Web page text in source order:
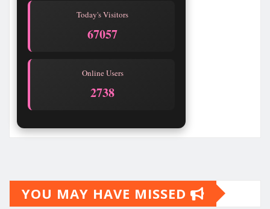
Today's Visitors
67057
Online Users
2738
YOU MAY HAVE MISSED